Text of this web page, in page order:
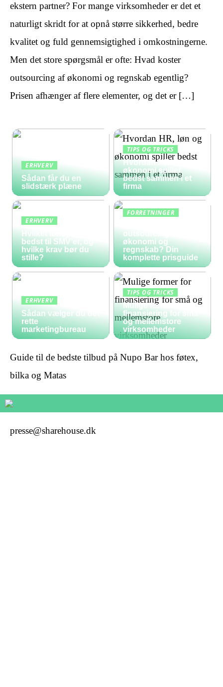
ekstern partner? For mange virksomheder er det et
naturligt skridt for at opnå større sikkerhed, bedre
kvalitet og fuld gennemsigtighed i omkostningerne.
Men det store spørgsmål er ofte: Hvad koster
outsourcing af økonomi og regnskab egentlig?
Prisen afhænger af flere elementer, og det er […]
ERHVERV
Sådan får du en
slidstærk plæne
TIPS OG TRICKS
Hvordan HR, løn og
økonomi spiller
bedst sammen i et
firma
ERHVERV
Hvilket lønsystem er
bedst til SMV’er, og
hvilke krav bør du
stille?
FORRETNINGER
outsourcing af
økonomi og
regnskab? Din
komplette prisguide
ERHVERV
Sådan vælger du det
rette
marketingbureau
TIPS OG TRICKS
Mulige former for
finansiering for små
og mellemstore
virksomheder
Guide til de bedste tilbud på Nupo Bar hos føtex,
bilka og Matas
presse@sharehouse.dk